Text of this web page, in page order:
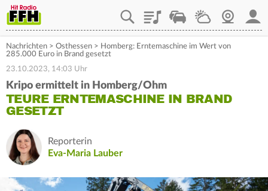
PlaylistStaupilotWetterWebcam
Nachrichten > Osthessen > Homberg: Erntemaschine im Wert von
285.000 Euro in Brand gesetzt
23.10.2023, 14:03 Uhr
Kripo ermittelt in Homberg/Ohm
TEURE ERNTEMASCHINE IN BRAND
GESETZT
Reporterin
Eva-Maria Lauber